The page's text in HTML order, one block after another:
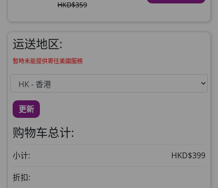
HKD$359
此商品最多可加购1件
此商品最多可加购1件
运送地区:
暫時未能提供寄往美國服務
更新
购物车总计:
小计: HKD$399
折扣: